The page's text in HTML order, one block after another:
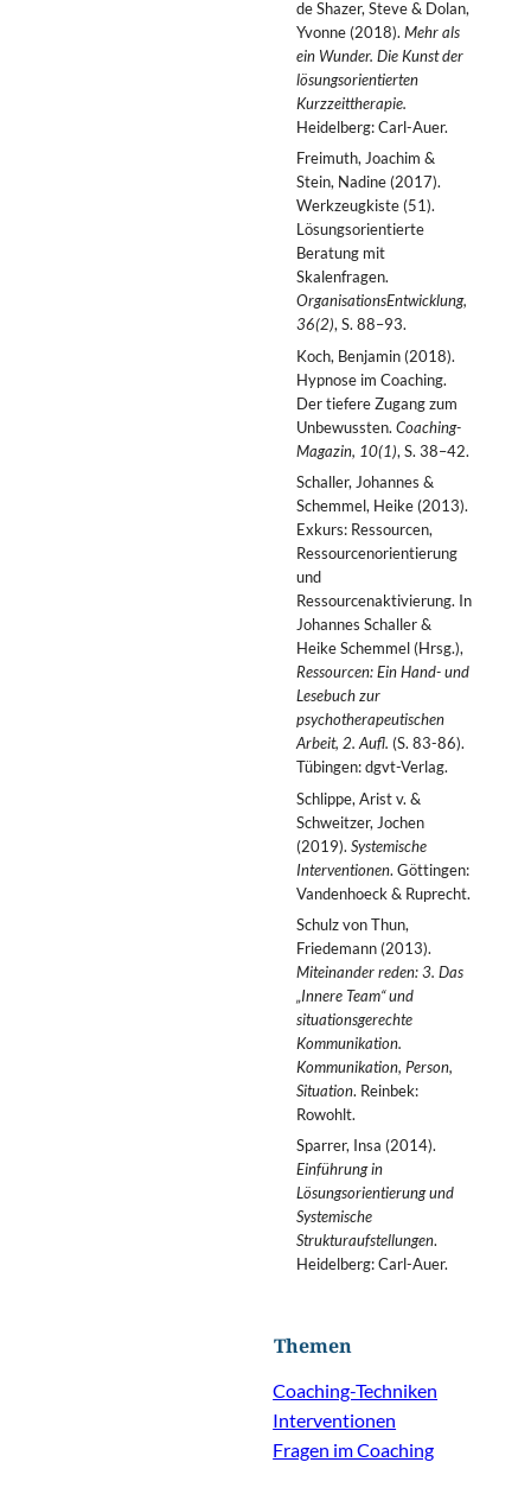
de Shazer, Steve & Dolan,
Yvonne (2018).Mehr als
ein Wunder. Die Kunst der
lösungsorientierten
Kurzzeittherapie.
Heidelberg: Carl-Auer.
Freimuth, Joachim &
Stein, Nadine (2017).
Werkzeugkiste (51).
Lösungsorientierte
Beratung mit
Skalenfragen.
OrganisationsEntwicklung,
36(2), S. 88–93.
Koch, Benjamin (2018).
Hypnose im Coaching.
Der tiefere Zugang zum
Unbewussten.Coaching-
Magazin, 10(1), S. 38–42.
Schaller, Johannes &
Schemmel, Heike (2013).
Exkurs: Ressourcen,
Ressourcenorientierung
und
Ressourcenaktivierung. In
Johannes Schaller &
Heike Schemmel (Hrsg.),
Ressourcen: Ein Hand- und
Lesebuch zur
psychotherapeutischen
Arbeit, 2. Aufl. (S. 83-86).
Tübingen: dgvt-Verlag.
Schlippe, Arist v. &
Schweitzer, Jochen
(2019).Systemische
Interventionen. Göttingen:
Vandenhoeck & Ruprecht.
Schulz von Thun,
Friedemann (2013).
Miteinander reden: 3. Das
„Innere Team“ und
situationsgerechte
Kommunikation.
Kommunikation, Person,
Situation. Reinbek:
Rowohlt.
Sparrer, Insa (2014).
Einführung in
Lösungsorientierung und
Systemische
Strukturaufstellungen.
Heidelberg: Carl-Auer.
Themen
Coaching-Techniken
Interventionen
Fragen im Coaching